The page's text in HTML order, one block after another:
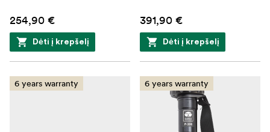
254,90 €
Dėti į krepšelį
391,90 €
Dėti į krepšelį
6 years warranty 6 years warranty